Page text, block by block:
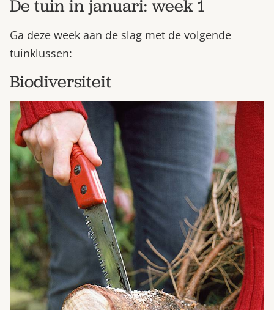
De tuin in januari: week 1
Ga deze week aan de slag met de volgende
tuinklussen:
Biodiversiteit